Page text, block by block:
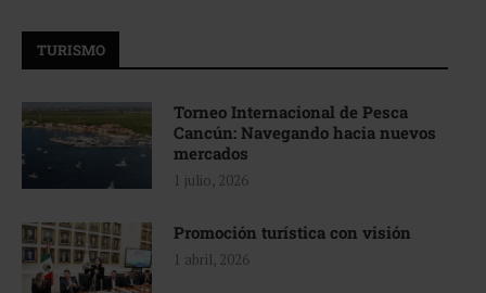
TURISMO
Torneo Internacional de Pesca
Cancún: Navegando hacia nuevos
mercados
1 julio, 2026
Promoción turística con visión
1 abril, 2026